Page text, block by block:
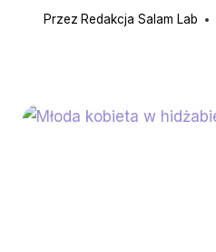
Przez Redakcja Salam Lab